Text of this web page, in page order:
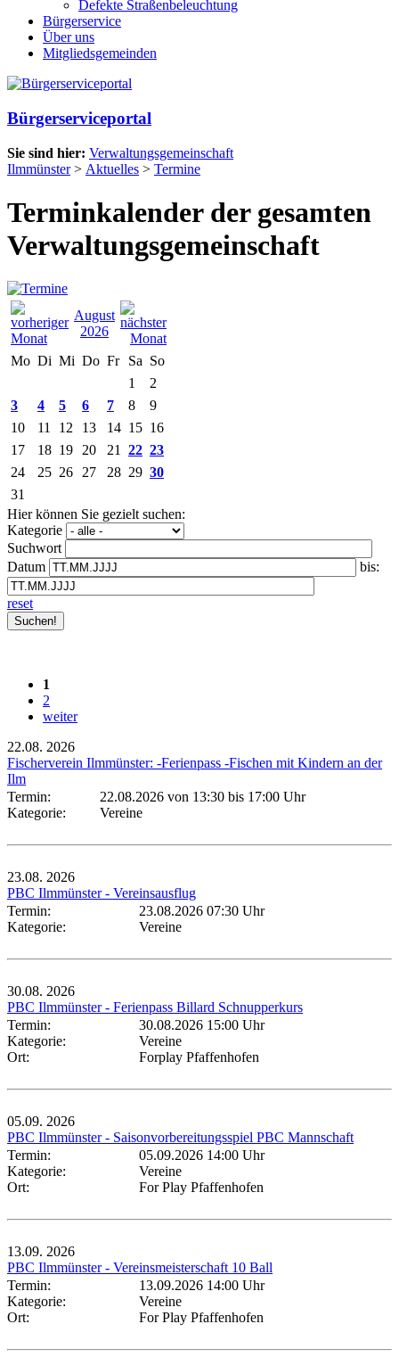
Defekte Straßenbeleuchtung
Bürgerservice
Über uns
Mitgliedsgemeinden
Bürgerserviceportal
Sie sind hier: Verwaltungsgemeinschaft
Ilmmünster> Aktuelles > Termine
Terminkalender der gesamten
Verwaltungsgemeinschaft
August
2026
Mo Di Mi Do Fr Sa So
1
2
3
4 5 6 7 8
9
10
11 12 13 14 15 16
17
18 19 20 21 22 23
24
25 26 27 28 29 30
31
Hier können Sie gezielt suchen:
Kategorie
Suchwort
Datum
bis:
reset
1
2
weiter
22.08. 2026
Fischerverein Ilmmünster: -Ferienpass -Fischen mit Kindern an der
Ilm
Termin:
22.08.2026 von 13:30 bis 17:00 Uhr
Kategorie:
Vereine
23.08. 2026
PBC Ilmmünster - Vereinsausflug
Termin:
23.08.2026 07:30 Uhr
Kategorie:
Vereine
30.08. 2026
PBC Ilmmünster - Ferienpass Billard Schnupperkurs
Termin:
30.08.2026 15:00 Uhr
Kategorie:
Vereine
Ort:
Forplay Pfaffenhofen
05.09. 2026
PBC Ilmmünster - Saisonvorbereitungsspiel PBC Mannschaft
Termin:
05.09.2026 14:00 Uhr
Kategorie:
Vereine
Ort:
For Play Pfaffenhofen
13.09. 2026
PBC Ilmmünster - Vereinsmeisterschaft 10 Ball
Termin:
13.09.2026 14:00 Uhr
Kategorie:
Vereine
Ort:
For Play Pfaffenhofen